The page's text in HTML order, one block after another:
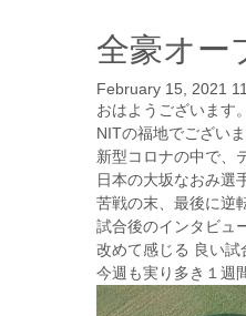
全豪オー
February 15, 2021
おはようございます。
NITの福地でございま
新型コロナの中で、
日本の大坂なおみ選
苦戦の末、最後に逆
試合後のインタビュ
改めて感じる 良い試
今週も実り多き１週